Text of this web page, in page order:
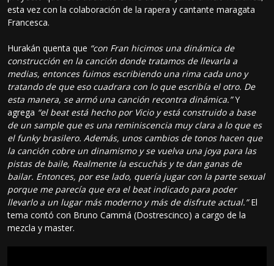
esta vez con la colaboración de la rapera y cantante maragata
Francesca.
Hurakán quenta que “con Fran hicimos una dinámica de
construcción en la canción donde tratamos de llevarla a
medias, entonces fuimos escribiendo una rima cada uno y
tratando de que eso cuadrara con lo que escribía el otro. De
esta manera, se armó una canción recontra dinámica.”Y
agrega “el beat está hecho por Vicio y está construido a base
de un sample que es una reminiscencia muy clara a lo que es
el funky brasilero. Además, unos cambios de tonos hacen que
la canción cobre un dinamismo y se vuelva una joya para las
pistas de baile, Realmente la escuchás y te dan ganas de
bailar. Entonces, por ese lado, quería jugar con la parte sexual
porque me parecía que era el beat indicado para poder
llevarlo a un lugar más moderno y más de disfrute actual.”El
tema contó con Bruno Cammá (Dostrescinco) a cargo de la
mezcla y master.